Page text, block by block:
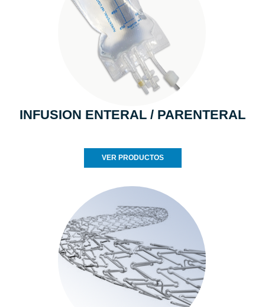
INFUSION ENTERAL / PARENTERAL
VER PRODUCTOS